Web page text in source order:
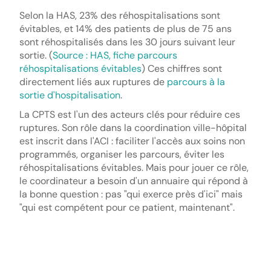
Selon la HAS, 23% des réhospitalisations sont
évitables, et 14% des patients de plus de 75 ans
sont réhospitalisés dans les 30 jours suivant leur
sortie. (Source : HAS, fiche parcours
réhospitalisations évitables) Ces chiffres sont
directement liés aux ruptures de parcours à la
sortie d'hospitalisation.
La CPTS est l'un des acteurs clés pour réduire ces
ruptures. Son rôle dans la coordination ville-hôpital
est inscrit dans l'ACI : faciliter l'accès aux soins non
programmés, organiser les parcours, éviter les
réhospitalisations évitables. Mais pour jouer ce rôle,
le coordinateur a besoin d'un annuaire qui répond à
la bonne question : pas "qui exerce près d'ici" mais
"qui est compétent pour ce patient, maintenant".